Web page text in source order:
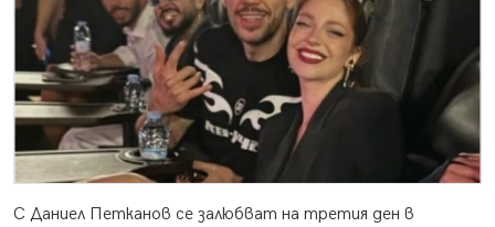
С Даниел Петканов се залюбват на третия ден в